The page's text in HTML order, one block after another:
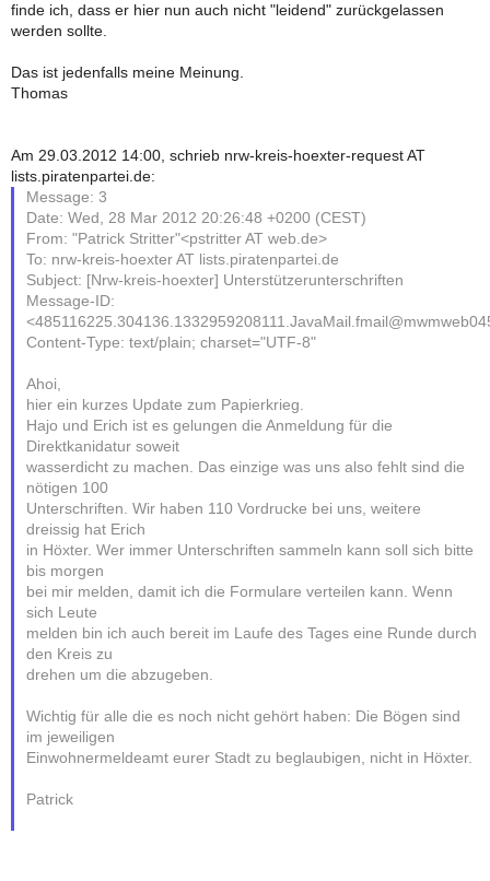
finde ich, dass er hier nun auch nicht "leidend" zurückgelassen
werden sollte.
Das ist jedenfalls meine Meinung.
Thomas
Am 29.03.2012 14:00, schrieb nrw-kreis-hoexter-request AT
lists.piratenpartei.de:
Message: 3
Date: Wed, 28 Mar 2012 20:26:48 +0200 (CEST)
From: "Patrick Stritter"<pstritter AT web.de>
To: nrw-kreis-hoexter AT lists.piratenpartei.de
Subject: [Nrw-kreis-hoexter] Unterstützerunterschriften
Message-ID:
Content-Type: text/plain; charset="UTF-8"
Ahoi,
hier ein kurzes Update zum Papierkrieg.
Hajo und Erich ist es gelungen die Anmeldung für die
Direktkanidatur soweit
wasserdicht zu machen. Das einzige was uns also fehlt sind die
nötigen 100
Unterschriften. Wir haben 110 Vordrucke bei uns, weitere
dreissig hat Erich
in Höxter. Wer immer Unterschriften sammeln kann soll sich bitte
bis morgen
bei mir melden, damit ich die Formulare verteilen kann. Wenn
sich Leute
melden bin ich auch bereit im Laufe des Tages eine Runde durch
den Kreis zu
drehen um die abzugeben.
Wichtig für alle die es noch nicht gehört haben: Die Bögen sind
im jeweiligen
Einwohnermeldeamt eurer Stadt zu beglaubigen, nicht in Höxter.
Patrick